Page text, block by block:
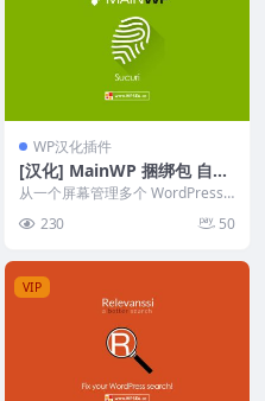
WP汉化插件
[汉化] MainWP 捆绑包 自托
管仪表板管理无限的 WordP
ress 站点
从一个屏幕管理多个 WordPress
任...230 50
VIP